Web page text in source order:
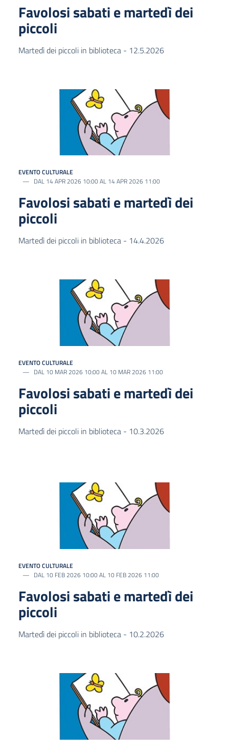
Favolosi sabati e martedì dei
piccoli
Martedì dei piccoli in biblioteca - 12.5.2026
EVENTO CULTURALE
DAL 14 APR 2026 10:00 AL 14 APR 2026 11:00
Favolosi sabati e martedì dei
piccoli
Martedì dei piccoli in biblioteca - 14.4.2026
EVENTO CULTURALE
DAL 10 MAR 2026 10:00 AL 10 MAR 2026 11:00
Favolosi sabati e martedì dei
piccoli
Martedì dei piccoli in biblioteca - 10.3.2026
EVENTO CULTURALE
DAL 10 FEB 2026 10:00 AL 10 FEB 2026 11:00
Favolosi sabati e martedì dei
piccoli
Martedì dei piccoli in biblioteca - 10.2.2026